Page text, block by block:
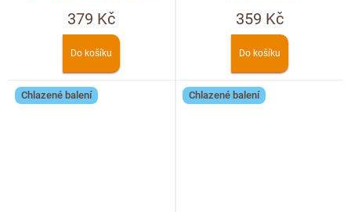
kakaem
379 Kč
Do košíku
359 Kč
Do košíku
Chlazené balení Chlazené balení